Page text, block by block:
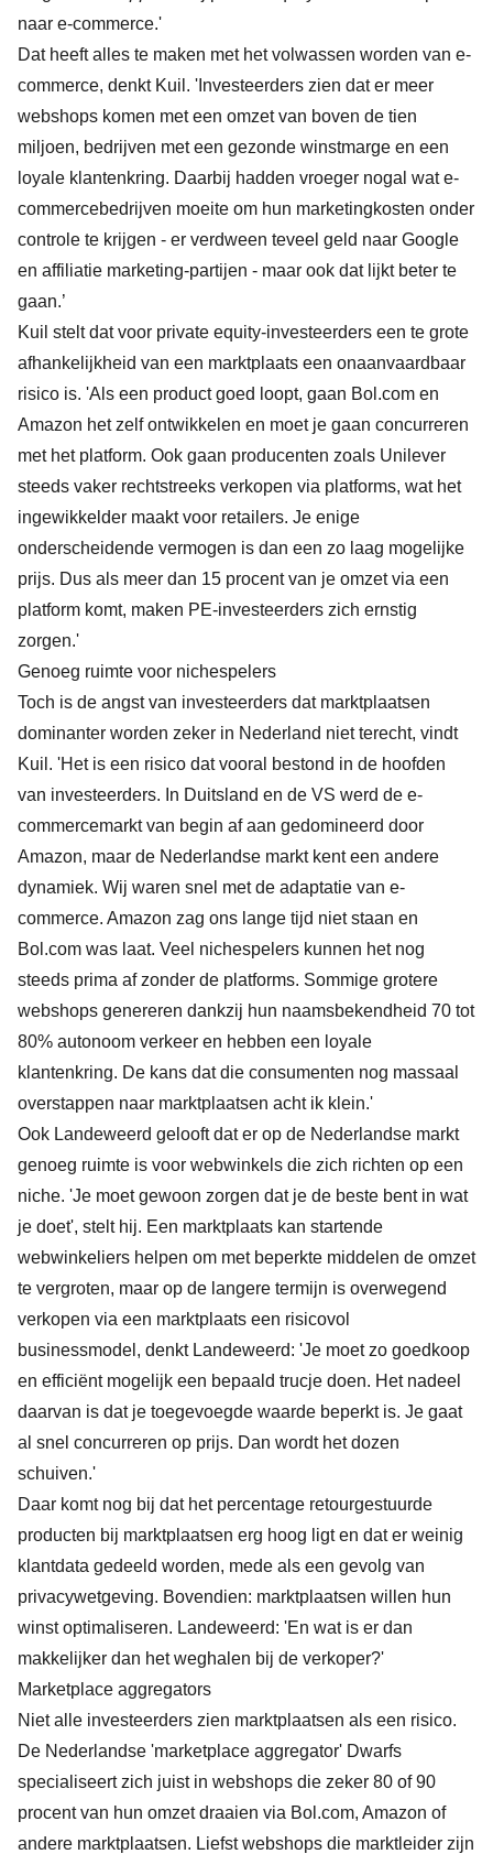
naar e-commerce.'
Dat heeft alles te maken met het volwassen worden van e-
commerce, denkt Kuil. 'Investeerders zien dat er meer
webshops komen met een omzet van boven de tien
miljoen, bedrijven met een gezonde winstmarge en een
loyale klantenkring. Daarbij hadden vroeger nogal wat e-
commercebedrijven moeite om hun marketingkosten onder
controle te krijgen - er verdween teveel geld naar Google
en affiliatie marketing-partijen - maar ook dat lijkt beter te
gaan.’
Kuil stelt dat voor private equity-investeerders een te grote
afhankelijkheid van een marktplaats een onaanvaardbaar
risico is. 'Als een product goed loopt, gaan Bol.com en
Amazon het zelf ontwikkelen en moet je gaan concurreren
met het platform. Ook gaan producenten zoals Unilever
steeds vaker rechtstreeks verkopen via platforms, wat het
ingewikkelder maakt voor retailers. Je enige
onderscheidende vermogen is dan een zo laag mogelijke
prijs. Dus als meer dan 15 procent van je omzet via een
platform komt, maken PE-investeerders zich ernstig
zorgen.'
Genoeg ruimte voor nichespelers
Toch is de angst van investeerders dat marktplaatsen
dominanter worden zeker in Nederland niet terecht, vindt
Kuil. 'Het is een risico dat vooral bestond in de hoofden
van investeerders. In Duitsland en de VS werd de e-
commercemarkt van begin af aan gedomineerd door
Amazon, maar de Nederlandse markt kent een andere
dynamiek. Wij waren snel met de adaptatie van e-
commerce. Amazon zag ons lange tijd niet staan en
Bol.com was laat. Veel nichespelers kunnen het nog
steeds prima af zonder de platforms. Sommige grotere
webshops genereren dankzij hun naamsbekendheid 70 tot
80% autonoom verkeer en hebben een loyale
klantenkring. De kans dat die consumenten nog massaal
overstappen naar marktplaatsen acht ik klein.'
Ook Landeweerd gelooft dat er op de Nederlandse markt
genoeg ruimte is voor webwinkels die zich richten op een
niche. 'Je moet gewoon zorgen dat je de beste bent in wat
je doet', stelt hij. Een marktplaats kan startende
webwinkeliers helpen om met beperkte middelen de omzet
te vergroten, maar op de langere termijn is overwegend
verkopen via een marktplaats een risicovol
businessmodel, denkt Landeweerd: 'Je moet zo goedkoop
en efficiënt mogelijk een bepaald trucje doen. Het nadeel
daarvan is dat je toegevoegde waarde beperkt is. Je gaat
al snel concurreren op prijs. Dan wordt het dozen
schuiven.'
Daar komt nog bij dat het percentage retourgestuurde
producten bij marktplaatsen erg hoog ligt en dat er weinig
klantdata gedeeld worden, mede als een gevolg van
privacywetgeving. Bovendien: marktplaatsen willen hun
winst optimaliseren. Landeweerd: 'En wat is er dan
makkelijker dan het weghalen bij de verkoper?'
Marketplace aggregators
Niet alle investeerders zien marktplaatsen als een risico.
De Nederlandse 'marketplace aggregator' Dwarfs
specialiseert zich juist in webshops die zeker 80 of 90
procent van hun omzet draaien via Bol.com, Amazon of
andere marktplaatsen. Liefst webshops die marktleider zijn